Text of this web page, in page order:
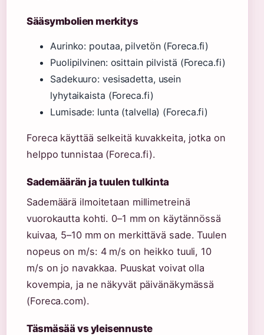
Sääsymbolien merkitys
Aurinko: poutaa, pilvetön (Foreca.fi)
Puolipilvinen: osittain pilvistä (Foreca.fi)
Sadekuuro: vesisadetta, usein
lyhytaikaista (Foreca.fi)
Lumisade: lunta (talvella) (Foreca.fi)
Foreca käyttää selkeitä kuvakkeita, jotka on
helppo tunnistaa (Foreca.fi).
Sademäärän ja tuulen tulkinta
Sademäärä ilmoitetaan millimetreinä
vuorokautta kohti. 0–1 mm on käytännössä
kuivaa, 5–10 mm on merkittävä sade. Tuulen
nopeus on m/s: 4 m/s on heikko tuuli, 10
m/s on jo navakkaa. Puuskat voivat olla
kovempia, ja ne näkyvät päivänäkymässä
(Foreca.com).
Täsmäsää vs yleisennuste